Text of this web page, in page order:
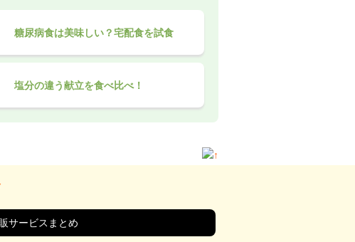
糖尿病食は美味しい？宅配食を試食
塩分の違う献立を食べ比べ！
サービスまとめ